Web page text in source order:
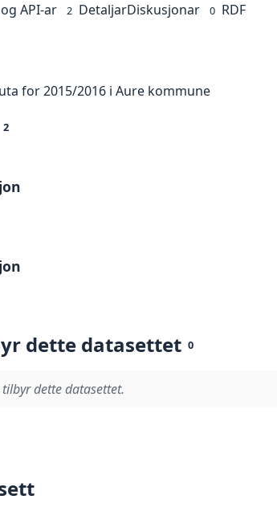
API-ar 2 DetaljarDiskusjonar 0 RDF
for 2015/2016 i Aure kommune
2
dette datasettet 0
dette datasettet.